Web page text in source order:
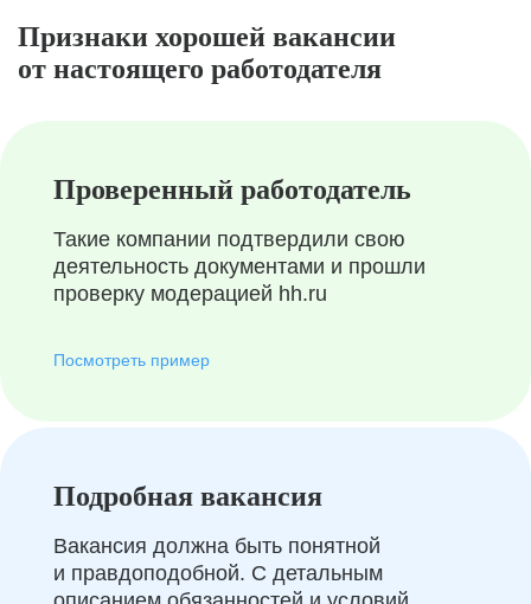
Признаки хорошей вакансии
от настоящего работодателя
Проверенный работодатель
Такие компании подтвердили свою
деятельность документами и прошли
проверку модерацией hh.ru
Посмотреть пример
Подробная вакансия
Вакансия должна быть понятной
и правдоподобной. С детальным